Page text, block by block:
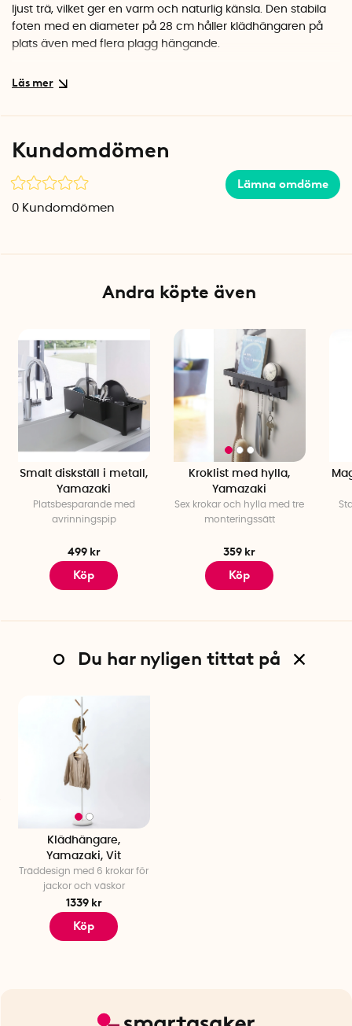
ljust trä, vilket ger en varm och naturlig känsla. Den stabila
foten med en diameter på 28 cm håller klädhängaren på
plats även med flera plagg hängande.
Flexibel placering i hemmet
till 2 kg, så även tjockare vinterjackor sitter säkert.
Specifikationer
Material: Metall och trä
Kundomdömen
Lämna omdöme
0 Kundomdömen
Andra köpte även
Smalt diskställ i metall,
Yamazaki
Platsbesparande med
avrinningspip
499 kr
Köp
Kroklist med hylla,
Yamazaki
Sex krokar och hylla med tre
monteringssätt
359 kr
Köp
Du har nyligen tittat på
Klädhängare,
Yamazaki, Vit
Träddesign med 6 krokar för
jackor och väskor
1339 kr
Köp